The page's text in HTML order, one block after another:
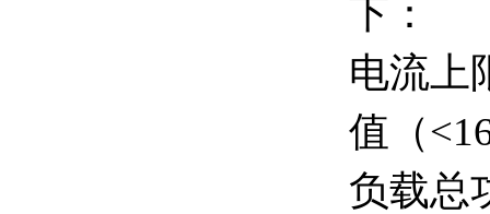
下：
电流上
值（
负载总